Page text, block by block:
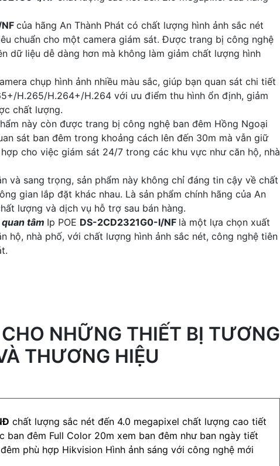
của hãng An Thành Phát có chất lượng hình ảnh sắc nét
chuẩn cho một camera giám sát. Được trang bị công nghệ
dữ liệu dễ dàng hơn mà không làm giảm chất lượng hình
chụp hình ảnh nhiều màu sắc, giúp bạn quan sát chi tiết
H.265/H.264+/H.264 với ưu điểm thu hình ổn định, giảm
chất lượng.
này còn được trang bị công nghệ ban đêm Hồng Ngoại
sát ban đêm trong khoảng cách lên đến 30m mà vẫn giữ
cho việc giám sát 24/7 trong các khu vực như căn hộ, nhà
và sang trọng, sản phẩm này không chỉ đáng tin cậy về chất
gian lắp đặt khác nhau. Là sản phẩm chính hãng của An
lượng và dịch vụ hỗ trợ sau bán hàng.
tâm Ip POE DS-2CD2321G0-I/NF là một lựa chọn xuất
hộ, nhà phố, với chất lượng hình ảnh sắc nét, công nghệ tiên
NHỮNG THIẾT BỊ TƯƠNG
THƯƠNG HIỆU
chất lượng sắc nét đến 4.0 megapixel chất lượng cao tiết
ban đêm Full Color 20m xem ban đêm như ban ngày tiết
phù hợp Hikvision Hình ảnh sáng với công nghệ mới